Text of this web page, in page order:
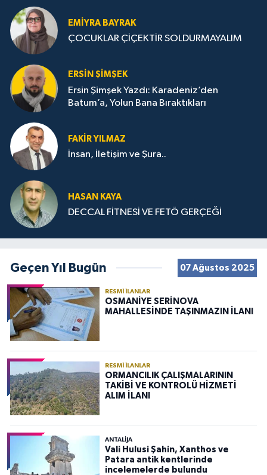
EMIYRA BAYRAK
ÇOCUKLAR ÇİÇEKTİR SOLDURMAYALIM
ERSIN ŞIMŞEK
Ersin Şimşek Yazdı: Karadeniz’den
Batum’a, Yolun Bana Bıraktıkları
FAKIR YILMAZ
İnsan, İletişim ve Şura..
HASAN KAYA
DECCAL FİTNESİ VE FETÖ GERÇEĞİ
Geçen Yıl Bugün 07 Ağustos 2025
RESMI İLANLAR
OSMANİYE SERİNOVA
MAHALLESİNDE TAŞINMAZIN İLANI
RESMI İLANLAR
ORMANCILIK ÇALIŞMALARININ
TAKİBİ VE KONTROLÜ HİZMETİ
ALIM İLANI
ANTALIJA
Vali Hulusi Şahin, Xanthos ve
Patara antik kentlerinde
incelemelerde bulundu